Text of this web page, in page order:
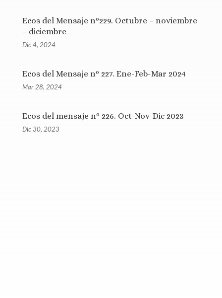
Ecos del Mensaje nº229. Octubre – noviembre
– diciembre
Dic 4, 2024
Ecos del Mensaje nº 227. Ene-Feb-Mar 2024
Mar 28, 2024
Ecos del mensaje nº 226. Oct-Nov-Dic 2023
Dic 30, 2023